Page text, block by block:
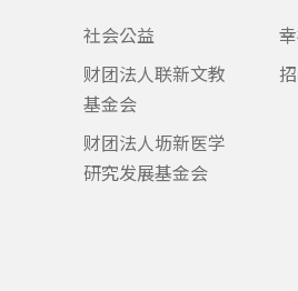
社会公益
财团法人联新文教
基金会
财团法人坜新医学
研究发展基金会